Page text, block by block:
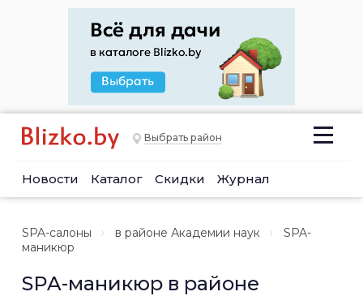
Выбрать район
Новости Каталог Скидки Журнал
SPA-салоны в районе Академии наук
SPA-
маникюр
SPA-маникюр в районе